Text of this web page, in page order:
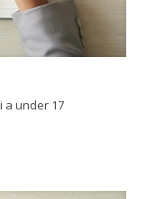
a under 17